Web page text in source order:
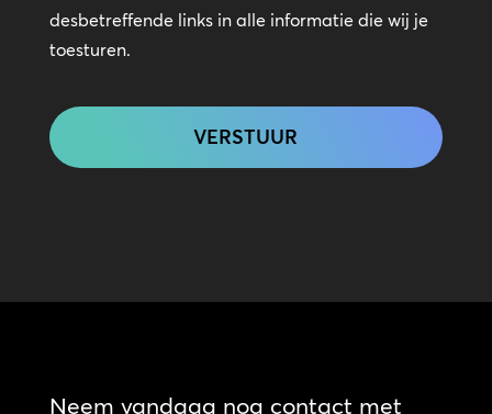
desbetreffende links in alle informatie die wij je
toesturen.
Neem vandaag nog contact met